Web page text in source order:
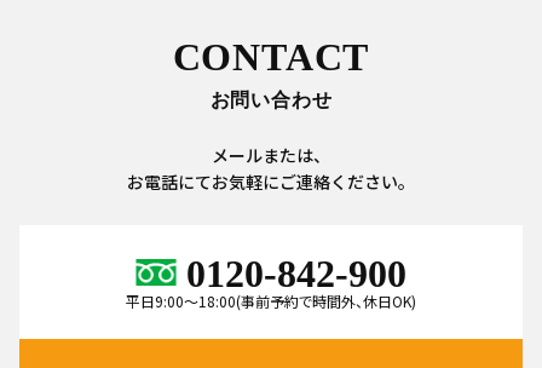
CONTACT
お問い合わせ
メールまたは、
お電話にてお気軽にご連絡ください。
0120-842-900
平日9:00～18:00(事前予約で時間外、休日OK)